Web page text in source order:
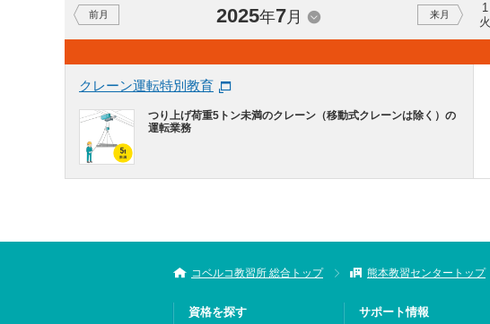
前月 2025年7月 来月
1
火
クレーン運転特別教育
つり上げ荷重5トン未満のクレーン（移動式クレーンは除く）の
運転業務
コベルコ教習所 総合トップ 熊本教習センタートップ
資格を探す
サポート情報